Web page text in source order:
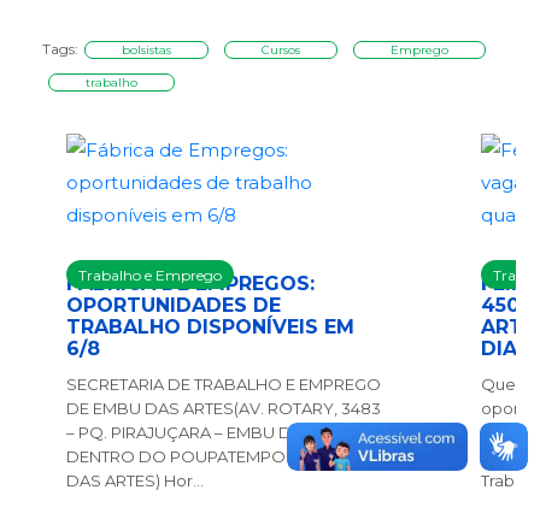
Tags: bolsistas Cursos Emprego
trabalho
Trabalho e Emprego
FÁBRICA DE EMPREGOS:
OPORTUNIDADES DE
TRABALHO DISPONÍVEIS EM
6/8
SECRETARIA DE TRABALHO E EMPREGO
DE EMBU DAS ARTES(AV. ROTARY, 3483
– PQ. PIRAJUÇARA – EMBU DAS ARTES –
DENTRO DO POUPATEMPO DE EMBU
DAS ARTES) Hor...
450
DIA
Quem
tem
feira,